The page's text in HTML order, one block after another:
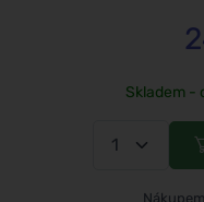
Skladem -